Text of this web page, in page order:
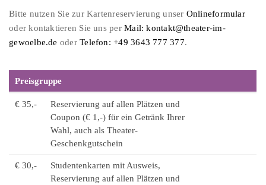
Bitte nutzen Sie zur Kartenreservierung unser Onlineformular
oder kontaktieren Sie uns perMail: kontakt@theater-im-
gewoelbe.de oderTelefon: +49 3643 777 377.
Preisgruppe
€ 35,-
Reservierung auf allen Plätzen und
Coupon (€ 1,-) für ein Getränk Ihrer
Wahl, auch als Theater-
Geschenkgutschein
€ 30,-
Studentenkarten mit Ausweis,
Reservierung auf allen Plätzen und